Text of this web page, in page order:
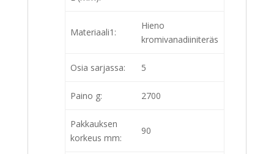
Materiaali1:
Hieno
kromivanadiiniteräs
Osia sarjassa: 5
Paino g: 2700
Pakkauksen
korkeus mm:
90